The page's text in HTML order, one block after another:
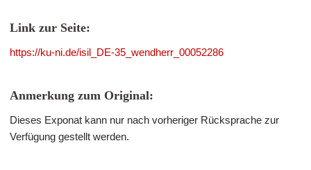
Link zur Seite:
https://ku-ni.de/isil_DE-35_wendherr_00052286
Anmerkung zum Original:
Dieses Exponat kann nur nach vorheriger Rücksprache zur
Verfügung gestellt werden.